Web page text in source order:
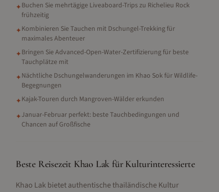
✦Buchen Sie mehrtägige Liveaboard-Trips zu Richelieu Rock
frühzeitig
✦Kombinieren Sie Tauchen mit Dschungel-Trekking für
maximales Abenteuer
✦Bringen Sie Advanced-Open-Water-Zertifizierung für beste
Tauchplätze mit
✦Nächtliche Dschungelwanderungen im Khao Sok für Wildlife-
Begegnungen
✦Kajak-Touren durch Mangroven-Wälder erkunden
✦Januar-Februar perfekt: beste Tauchbedingungen und
Chancen auf Großfische
Beste Reisezeit Khao Lak für Kulturinteressierte
Khao Lak bietet authentische thailändische Kultur